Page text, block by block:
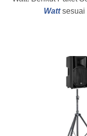
Wattsesuai